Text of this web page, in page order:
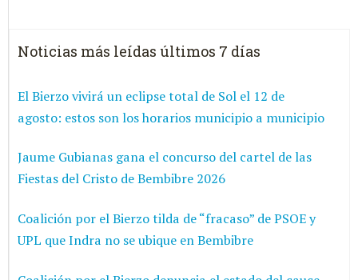
Noticias más leídas últimos 7 días
El Bierzo vivirá un eclipse total de Sol el 12 de
agosto: estos son los horarios municipio a municipio
Jaume Gubianas gana el concurso del cartel de las
Fiestas del Cristo de Bembibre 2026
Coalición por el Bierzo tilda de “fracaso” de PSOE y
UPL que Indra no se ubique en Bembibre